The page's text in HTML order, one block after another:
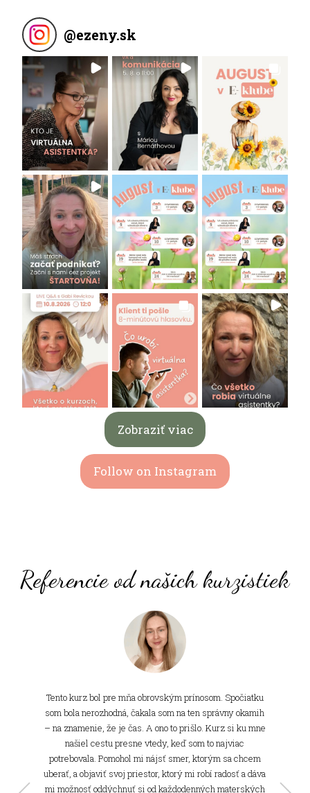
@ezeny.sk
Zobraziť viac
Follow on Instagram
Referencie od našich kurzistiek
Tento kurz bol pre mňa obrovským prínosom. Spočiatku
som bola nerozhodná, čakala som na ten správny okamih
– na znamenie, že je čas. A ono to prišlo. Kurz si ku mne
našiel cestu presne vtedy, keď som to najviac
potrebovala. Pomohol mi nájsť smer, ktorým sa chcem
uberať, a objaviť svoj priestor, ktorý mi robí radosť a dáva
mi možnosť oddýchnuť si od každodenných materských
Erika Chropeň Turzová
virtuálna asistentka